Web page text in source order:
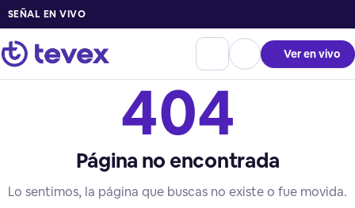
SEÑAL EN VIVO
Ver en vivo
404
Página no encontrada
Lo sentimos, la página que buscas no existe o fue movida.